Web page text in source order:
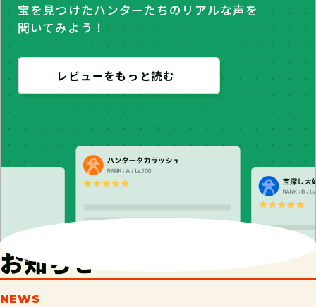
宝を見つけたハンターたちのリアルな声を
聞いてみよう！
レビューをもっと読む
お知らせ
NEWS